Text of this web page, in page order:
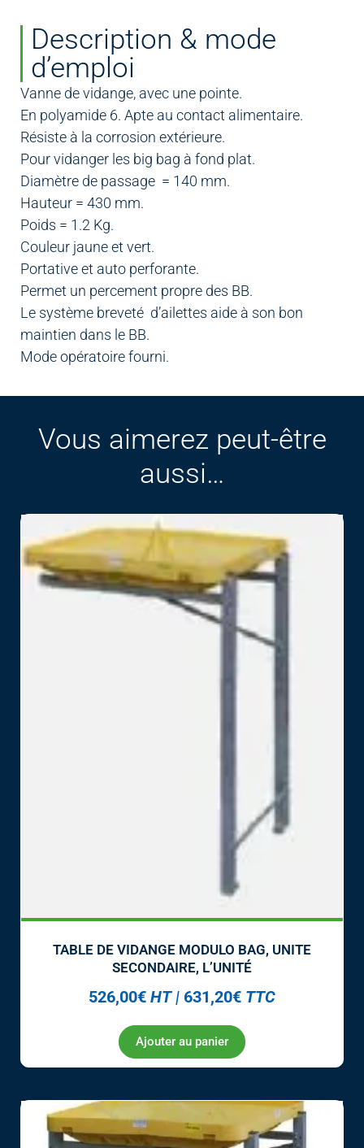
Description & mode
d’emploi
Vanne de vidange, avec une pointe.
En polyamide 6. Apte au contact alimentaire.
Résiste à la corrosion extérieure.
Pour vidanger les big bag à fond plat.
Diamètre de passage = 140 mm.
Hauteur = 430 mm.
Poids = 1.2 Kg.
Couleur jaune et vert.
Portative et auto perforante.
Permet un percement propre des BB.
Le système breveté d’ailettes aide à son bon
maintien dans le BB.
Mode opératoire fourni.
Vous aimerez peut-être
aussi…
TABLE DE VIDANGE MODULO BAG, UNITE
SECONDAIRE, L’UNITÉ
526,00€ HT | 631,20€ TTC
Ajouter au panier